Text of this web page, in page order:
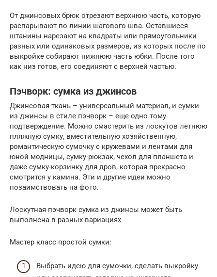
От джинсовых брюк отрезают верхнюю часть, которую
распарывают по линии шагового шва. Оставшиеся
штанины нарезают на квадраты или прямоугольники
разных или одинаковых размеров, из которых после по
выкройке собирают нижнюю часть юбки. После того
как низ готов, его соединяют с верхней частью.
Пэчворк: сумка из джинсов
Джинсовая ткань – универсальный материал, и сумки
из джинсы в стиле пэчворк – еще одно тому
подтверждение. Можно смастерить из лоскутов летнюю
пляжную сумку, вместительную хозяйственную,
романтическую сумочку с кружевами и лентами для
юной модницы, сумку-рюкзак, чехол для планшета и
даже сумку-корзинку для дров, которая прекрасно
смотрится у камина. Эти и другие идеи можно
позаимствовать на фото.
Лоскутная пэчворк сумка из джинсы может быть
выполнена в разных вариациях
Мастер класс простой сумки:
Выбрать идею для сумочки, сделать выкройку